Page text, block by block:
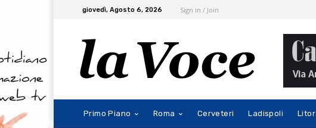
giovedì, Agosto 6, 2026 Sign in / Join
Primo Piano Roma Cerveteri Ladispoli